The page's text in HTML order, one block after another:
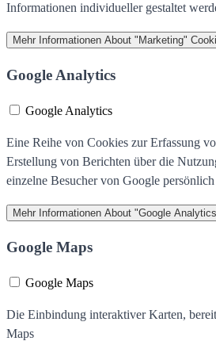
Informationen individueller gestaltet
Mehr Informationen About "Marketing"
Google Analytics
Google Analytics
Eine Reihe von Cookies zur Erfassung
Erstellung von Berichten über die
einzelne Besucher von Google
Mehr Informationen About "Google
Google Maps
Google Maps
Die Einbindung interaktiver Karten,
Maps